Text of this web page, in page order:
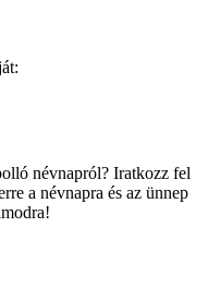
névnapról? Iratkozz fel
a névnapra és az ünnep